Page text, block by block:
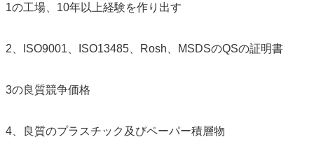
1の工場、10年以上経験を作り出す
2、ISO9001、ISO13485、Rosh、MSDSのQSの証明書
3の良質競争価格
4、良質のプラスチック及びペーパー積層物